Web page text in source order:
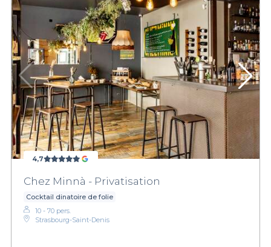
4,7
Chez Minnà - Privatisation
Cocktail dinatoire de folie
10 - 70 pers.
Strasbourg-Saint-Denis